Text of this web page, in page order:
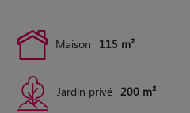
Maison 115 m²
Jardin privé 200 m²